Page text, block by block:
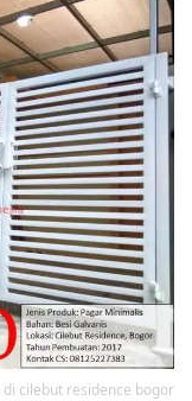
cilebut residence bogor